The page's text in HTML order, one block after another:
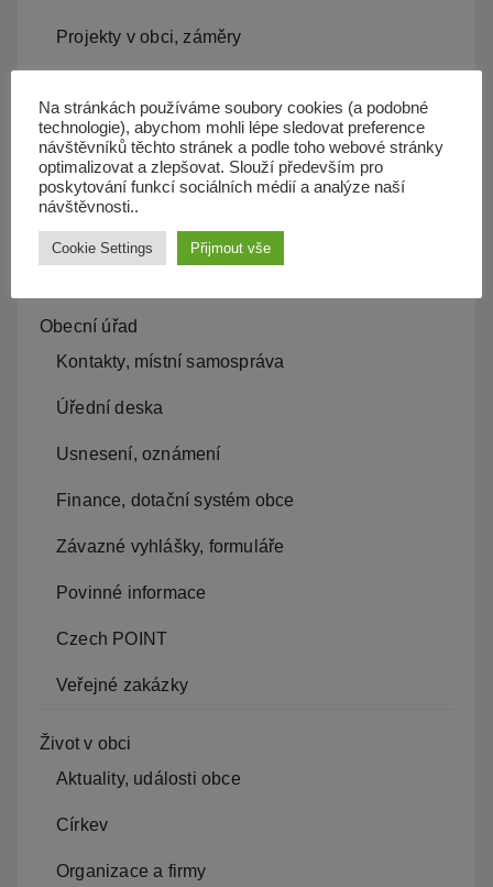
Projekty v obci, záměry
Kanalizace
Územní plán
Dopravní obslužnost
Obecní úřad
Kontakty, místní samospráva
Úřední deska
Usnesení, oznámení
Finance, dotační systém obce
Závazné vyhlášky, formuláře
Povinné informace
Czech POINT
Veřejné zakázky
Život v obci
Aktuality, události obce
Církev
Organizace a firmy
Na stránkách používáme soubory cookies (a podobné
technologie), abychom mohli lépe sledovat preference
návštěvníků těchto stránek a podle toho webové stránky
optimalizovat a zlepšovat. Slouží především pro
poskytování funkcí sociálních médií a analýze naší
návštěvnosti..
Cookie Settings Přijmout vše